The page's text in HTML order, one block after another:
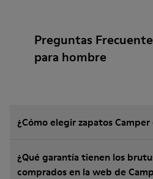
Preguntas
para hombre
¿Cómo elegir zapatos
¿Qué garantía tienen los
comprados en la web de